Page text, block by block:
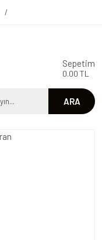
/
ARA
Sepetim
0.00 TL